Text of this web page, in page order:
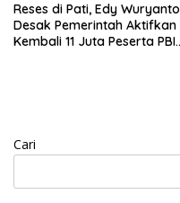
Reses di Pati, Edy Wuryanto
Desak Pemerintah Aktifkan
Kembali 11 Juta Peserta PBI
Cari